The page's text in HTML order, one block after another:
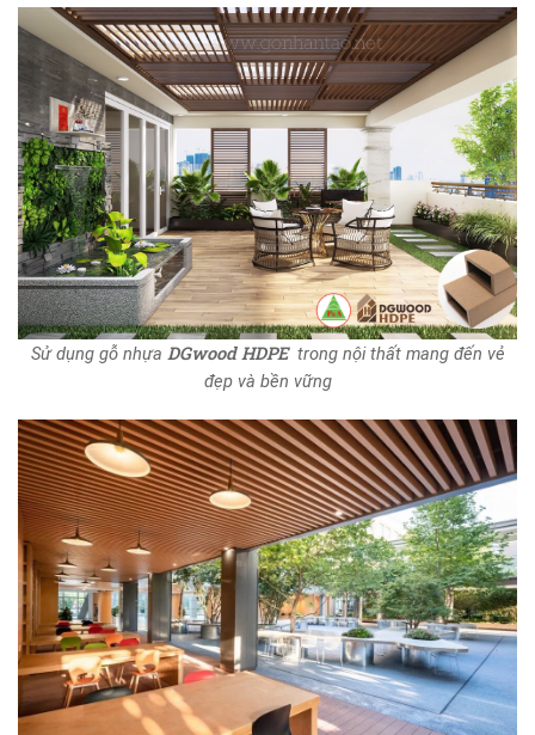
Sử dụng gỗ nhựa DGwood HDPEtrong nội thất mang đến vẻ
đẹp và bền vững